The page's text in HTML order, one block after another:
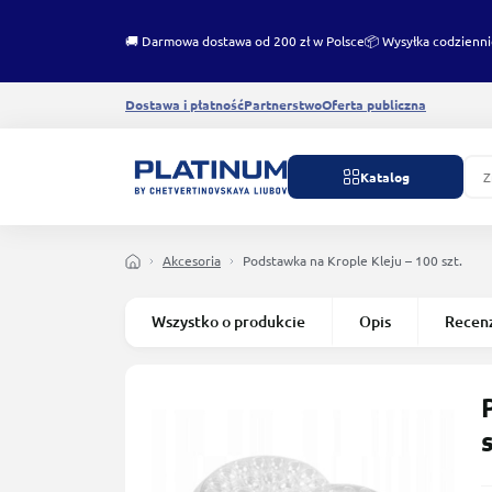
🚚 Darmowa dostawa od 200 zł w Polsce📦 Wysyłka
Dostawa i płatnośćPartnerstwoOferta publiczna
Katalog
Akcesoria Podstawka na Krople Kleju – 100 szt.
Wszystko o produkcie Opis